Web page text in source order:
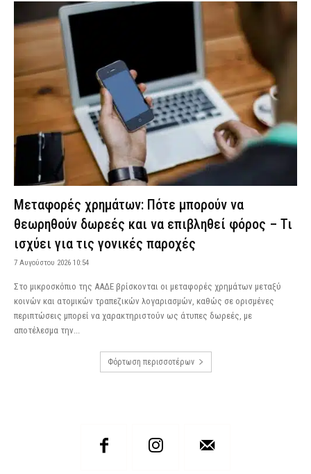
Μεταφορές χρημάτων: Πότε μπορούν να
θεωρηθούν δωρεές και να επιβληθεί φόρος – Τι
ισχύει για τις γονικές παροχές
7 Αυγούστου 2026 10:54
Στο μικροσκόπιο της ΑΑΔΕ βρίσκονται οι μεταφορές χρημάτων μεταξύ
κοινών και ατομικών τραπεζικών λογαριασμών, καθώς σε ορισμένες
περιπτώσεις μπορεί να χαρακτηριστούν ως άτυπες δωρεές, με
αποτέλεσμα την...
Φόρτωση περισσοτέρων